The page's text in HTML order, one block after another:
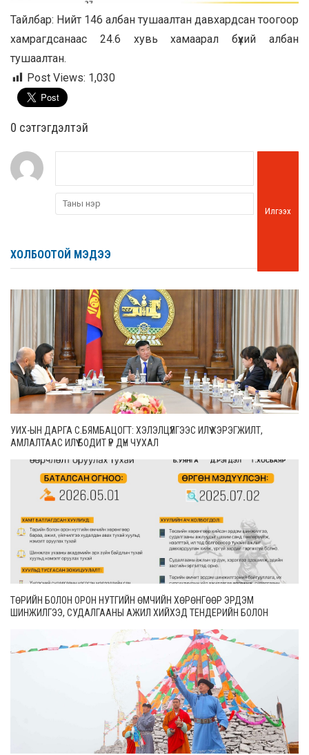
Тайлбар: Нийт 146 албан тушаалтан давхардсан тоогоор
хамрагдсанаас 24.6 хувь хамаарал бүхий албан
тушаалтан.
Post Views: 1,030
0 cэтгэгдэлтэй
Илгээх
ХОЛБООТОЙ МЭДЭЭ
УИХ-ЫН ДАРГА С.БЯМБАЦОГТ: ХЭЛЭЛЦҮҮЛГЭЭС ИЛҮҮ ХЭРЭГЖИЛТ,
АМЛАЛТААС ИЛҮҮ БОДИТ ҮР ДҮН ЧУХАЛ
ТӨРИЙН БОЛОН ОРОН НУТГИЙН ӨМЧИЙН ХӨРӨНГӨӨР ЭРДЭМ
ШИНЖИЛГЭЭ, СУДАЛГААНЫ АЖИЛ ХИЙХЭД ТЕНДЕРИЙН БОЛОН